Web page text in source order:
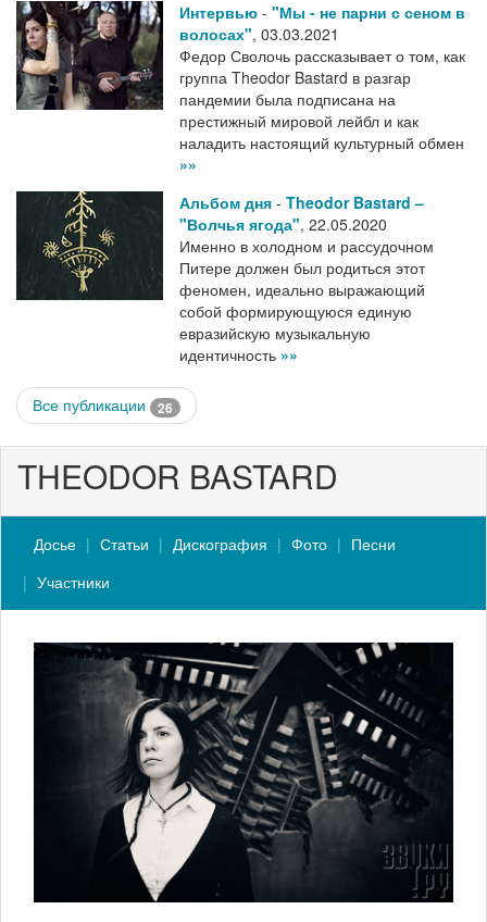
Интервью - "Мы - не парни с сеном в
волосах", 03.03.2021
Федор Сволочь рассказывает о том, как
группа Theodor Bastard в разгар
пандемии была подписана на
престижный мировой лейбл и как
наладить настоящий культурный обмен
»»
Альбом дня - Theodor Bastard –
"Волчья ягода", 22.05.2020
Именно в холодном и рассудочном
Питере должен был родиться этот
феномен, идеально выражающий
собой формирующуюся единую
евразийскую музыкальную
идентичность »»
Все публикации 26
THEODOR BASTARD
Досье Статьи Дискография Фото
Песни
Участники